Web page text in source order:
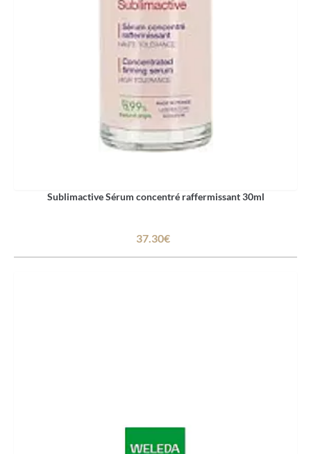
Sublimactive Sérum concentré raffermissant 30ml
37.30€